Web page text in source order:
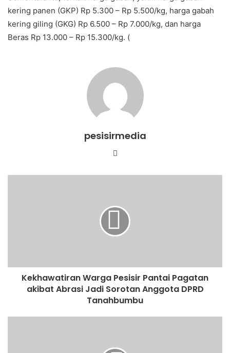
kering panen (GKP) Rp 5.300 – Rp 5.500/kg, harga gabah
kering giling (GKG) Rp 6.500 – Rp 7.000/kg, dan harga
Beras Rp 13.000 – Rp 15.300/kg. (
pesisirmedia
Website
Kekhawatiran Warga Pesisir Pantai Pagatan
akibat Abrasi Jadi Sorotan Anggota DPRD
Tanahbumbu